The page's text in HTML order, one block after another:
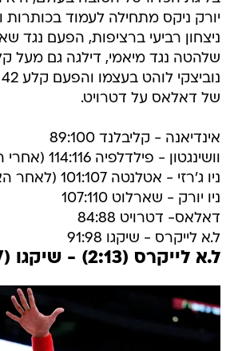
יורק ניקס מתחילה לעמוד בכותרות
ניצחון רביעי ברציפות, הפעם נגד
שלהטה נגד מיאמי, דילגה גם מעל
של דאלאס על דטרויט.
אינדיאנה - קליבלנד 89:100
וושינגטון - פילדלפיה 114:116 (אחרי הארכה)
ניו ג'רזי - אטלנטה 101:107 (לאחר הארכה)
ניו יורק - שארלוט 107:110
דאלאס- דטרויט 84:88
ל.א לייקרס - שיקגו 91:98
ל.א לייקרס (2:13) - שיקגו (5:7) 91:98